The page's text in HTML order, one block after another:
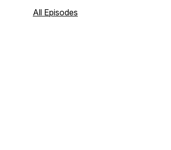
nätverk aktion psykisk häls (SNAPH),
All Episodes